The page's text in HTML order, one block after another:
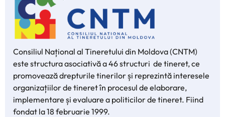
Consiliul Național al Tineretului din Moldova (CNTM)
este structura asociativă a 46 structuri de tineret, ce
promovează drepturile tinerilor și reprezintă interesele
organizațiilor de tineret în procesul de elaborare,
implementare și evaluare a politicilor de tineret. Fiind
fondat la 18 februarie 1999.